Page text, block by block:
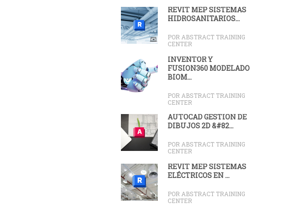
REVIT MEP SISTEMAS
HIDROSANITARIOS...
POR ABSTRACT TRAINING
CENTER
INVENTOR Y
FUSION360 MODELADO
BIOM...
POR ABSTRACT TRAINING
CENTER
AUTOCAD GESTIÓN DE
DIBUJOS 2D &#82...
POR ABSTRACT TRAINING
CENTER
REVIT MEP SISTEMAS
ELÉCTRICOS EN ...
POR ABSTRACT TRAINING
CENTER